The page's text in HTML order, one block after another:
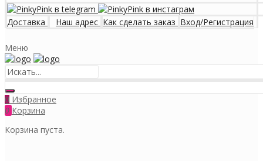
Доставка Наш адрес Как сделать заказ Вход/Регистрация
Меню
0 Избранное
0 Корзина
Корзина пуста.